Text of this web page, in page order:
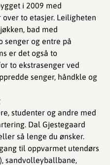
i 2009 med
to etasjer. Leiligheten
bad med
senger og entre på
er det også to
to ekstrasenger ved
senger, håndkle og
studenter og andre med
Dal Gjestegaard
så lenge du ønsker.
til oppvarmet utendørs
sandvolleyballbane,